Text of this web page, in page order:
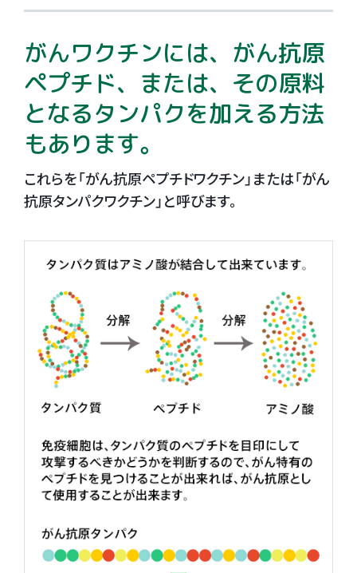
がんワクチンには、がん抗原
ペプチド、または、その原料
となるタンパクを加える方法
もあります。
これらを「がん抗原ペプチドワクチン」または「がん
抗原タンパクワクチン」と呼びます。